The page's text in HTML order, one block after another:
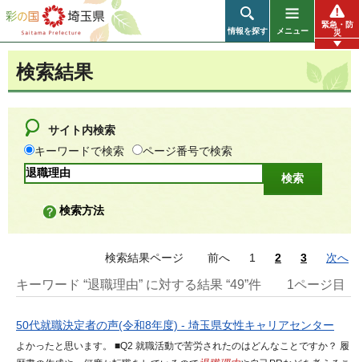
彩の国 埼玉県
情報を探す メニュー
緊急・防
災
検索結果
サイト内検索
キーワードで検索
ページ番号で検索
検索方法
検索結果ページ 前へ 1 2 3 次へ
キーワード “退職理由” に対する結果 “49”件 1ページ目
50代就職決定者の声(令和8年度) - 埼玉県女性キャリアセンター
よかったと思います。 ■Q2 就職活動で苦労されたのはどんなことですか？ 履